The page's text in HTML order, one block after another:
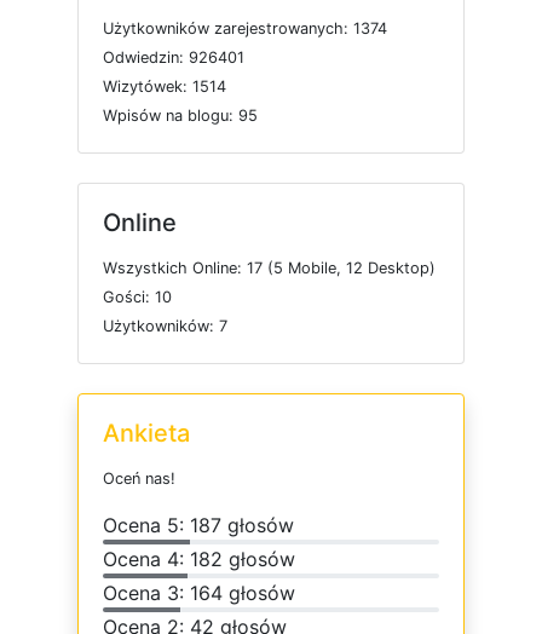
Użytkowników zarejestrowanych: 1374
Odwiedzin: 926401
Wizytówek: 1514
Wpisów na blogu: 95
Online
Wszystkich Online: 17 (5 Mobile, 12 Desktop)
Gości: 10
Użytkowników: 7
Ankieta
Oceń nas!
Ocena 5: 187 głosów
Ocena 4: 182 głosów
Ocena 3: 164 głosów
Ocena 2: 42 głosów